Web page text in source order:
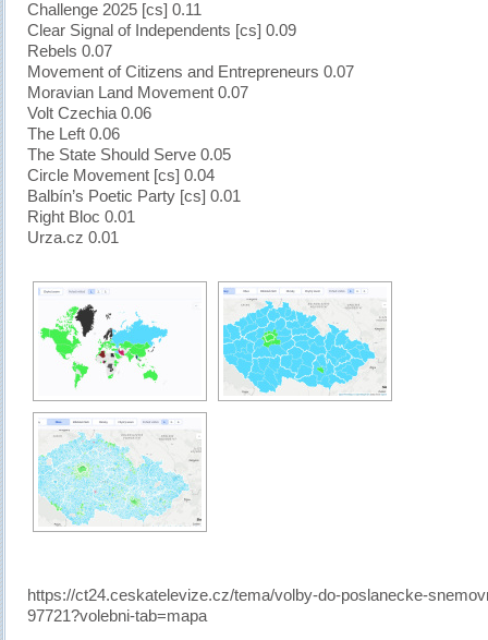
Challenge 2025 [cs] 0.11
Clear Signal of Independents [cs] 0.09
Rebels 0.07
Movement of Citizens and Entrepreneurs 0.07
Moravian Land Movement 0.07
Volt Czechia 0.06
The Left 0.06
The State Should Serve 0.05
Circle Movement [cs] 0.04
Balbín’s Poetic Party [cs] 0.01
Right Bloc 0.01
Urza.cz 0.01
https://ct24.ceskatelevize.cz/tema/volby-do-poslanecke-
97721?volebni-tab=mapa